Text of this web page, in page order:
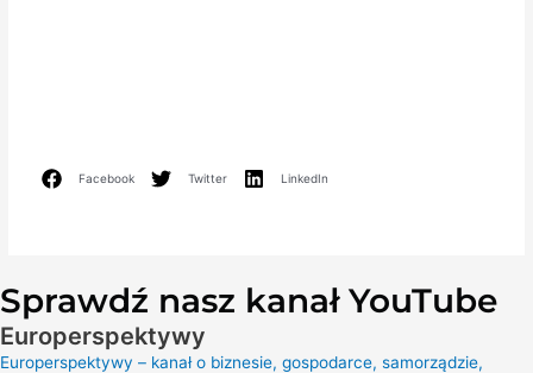
Facebook Twitter LinkedIn
Sprawdź nasz kanał YouTube
Europerspektywy
Europerspektywy – kanał o biznesie, gospodarce, samorządzie,